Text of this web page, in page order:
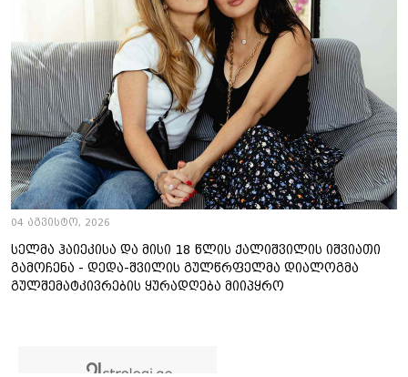
04 აგვისტო, 2026
სელმა ჰაიეკისა და მისი 18 წლის ქალიშვილის იშვიათი
გამოჩენა - დედა-შვილის გულწრფელმა დიალოგმა
გულშემატკივრების ყურადღება მიიპყრო